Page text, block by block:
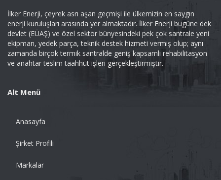
İlker Enerji, çeyrek asrı aşan geçmişi ile ülkemizin en saygın
enerji kuruluşları arasında yer almaktadır. İlker Enerji bugüne dek
devlet (EÜAŞ) ve özel sektör bünyesindeki pek çok santrale yeni
ekipman, yedek parça, teknik destek hizmeti vermiş olup; aynı
zamanda birçok termik santralde geniş kapsamlı rehabilitasyon
ve anahtar teslim taahhüt işleri gerçekleştirmiştir.
Alt Menü
Anasayfa
Şirket Profili
Markalar